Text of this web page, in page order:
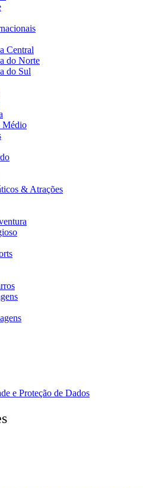
Central
do Norte
do Sul
Médio
& Atrações
e Proteção de Dados